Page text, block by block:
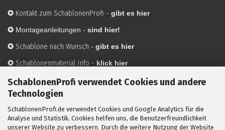
SchablonenProfi verwendet Cookies und andere
Technologien
SchablonenProfi.de verwendet Cookies und Google Analytics für die
Analyse und Statistik. Cookies helfen uns, die Benutzerfreundlichkeit
unserer Website zu verbessern. Durch die weitere Nutzung der Website
✪ Kontakt zum SchablonenProfi - gibt es hier
✪ Montageanleitungen - sind hier!
✪ Schablone nach Wunsch - gibt es hier
✪ Schablonenmaterial Info - klick hier
✪Hersteller-hier mehr Infos
Mit ✪ gekennzeichnete Bilder sind KI-generierte
Anwendungsbeispiele zur Visualisierung der Motive.